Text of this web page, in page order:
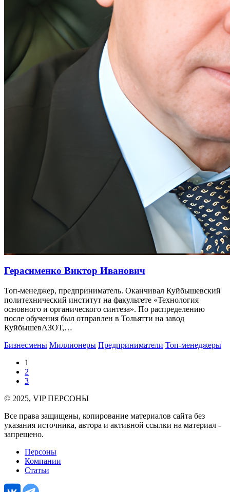
Герасименко Виктор Иванович
Топ-менеджер, предприниматель. Оканчивал Куйбышевский
политехнический институт на факультете «Технология
основного и органического синтеза». По распределению
после обучения был отправлен в Тольятти на завод
КуйбышевАЗОТ,…
Бизнесмены Миллионеры Предприниматели Топ-менеджеры
1
2
3
© 2025, VIP ПЕРСОНЫ
Все права защищены, копирование материалов сайта без
указания источника, автора и активной ссылки на материал -
запрещено.
Персоны
Компании
Статьи